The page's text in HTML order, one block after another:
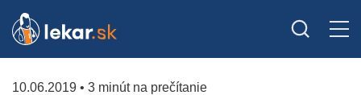
10.06.2019 • 3 minút na prečítanie